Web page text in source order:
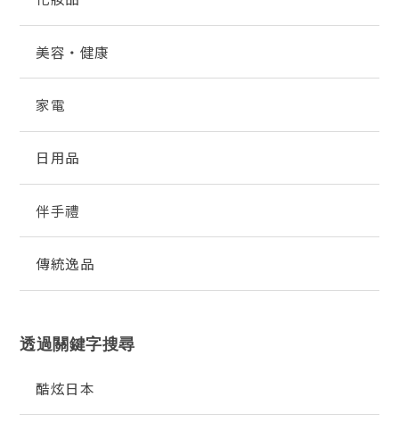
美容・健康
家電
日用品
伴手禮
傳統逸品
透過關鍵字搜尋
酷炫日本